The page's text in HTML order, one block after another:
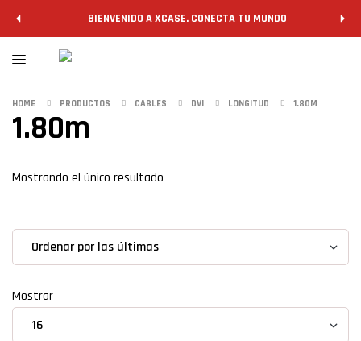
BIENVENIDO A XCASE. CONECTA TU MUNDO
HOME PRODUCTOS CABLES DVI LONGITUD 1.80M
1.80m
Mostrando el único resultado
Mostrar